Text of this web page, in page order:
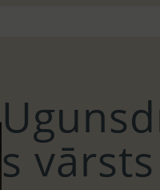
s vārsts